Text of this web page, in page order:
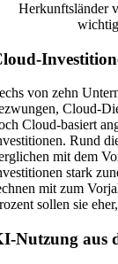
Herkunftsländer
von zehn
Cloud-
Cloud-basiert
Rund
mit dem
stark
mit zum
sollen sie
Nutzung aus